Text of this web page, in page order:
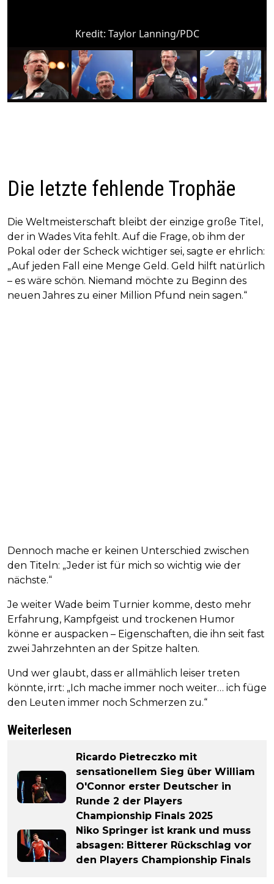
Kredit: Taylor Lanning/PDC
Die letzte fehlende Trophäe
Die Weltmeisterschaft bleibt der einzige große Titel,
der in Wades Vita fehlt. Auf die Frage, ob ihm der
Pokal oder der Scheck wichtiger sei, sagte er ehrlich:
„Auf jeden Fall eine Menge Geld. Geld hilft natürlich
– es wäre schön. Niemand möchte zu Beginn des
neuen Jahres zu einer Million Pfund nein sagen.“
Dennoch mache er keinen Unterschied zwischen
den Titeln: „Jeder ist für mich so wichtig wie der
nächste.“
Je weiter Wade beim Turnier komme, desto mehr
Erfahrung, Kampfgeist und trockenen Humor
könne er auspacken – Eigenschaften, die ihn seit fast
zwei Jahrzehnten an der Spitze halten.
Und wer glaubt, dass er allmählich leiser treten
könnte, irrt: „Ich mache immer noch weiter… ich füge
den Leuten immer noch Schmerzen zu.“
Weiterlesen
Ricardo Pietreczko mit
sensationellem Sieg über William
O'Connor erster Deutscher in
Runde 2 der Players
Championship Finals 2025
Niko Springer ist krank und muss
absagen: Bitterer Rückschlag vor
den Players Championship Finals